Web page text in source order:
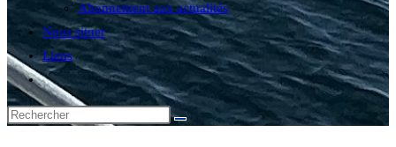
Abonnement aux actualités
Nous situer
Liens
Toggle
website
search